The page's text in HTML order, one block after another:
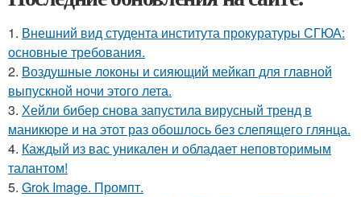
1. Внешний вид студента института прокуратуры СГЮА:
основные требования.
2. Воздушные локоны и сияющий мейкап для главной
выпускной ночи этого лета.
3. Хейли бибер снова запустила вирусный тренд в
маникюре и на этот раз обошлось без слепящего глянца.
4. Каждый из вас уникален и обладает неповторимым
талантом!
5. Grok Image. Промпт.